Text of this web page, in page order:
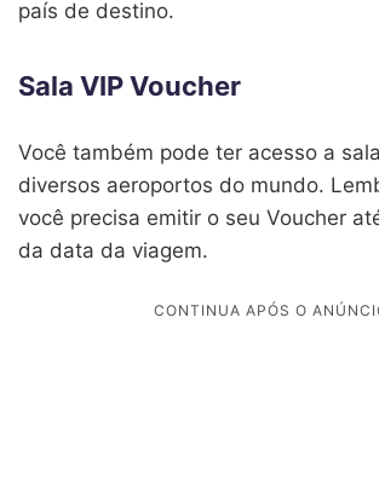
país de destino.
Sala VIP Voucher
Você também pode ter acesso a
diversos aeroportos do mundo.
você precisa emitir o seu Voucher
da data da viagem.